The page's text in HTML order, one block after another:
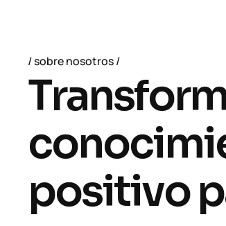
sobre nosotros
Transfor
conocimi
positivo p